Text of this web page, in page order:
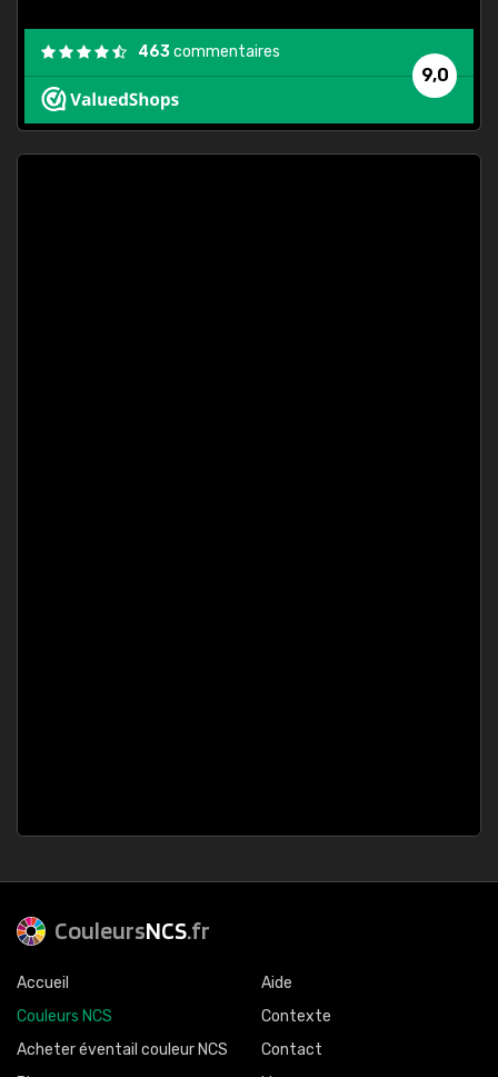
9,0
463commentaires
CouleursNCS.fr
Accueil
Couleurs NCS
Acheter éventail couleur NCS
Aide
Contexte
Contact